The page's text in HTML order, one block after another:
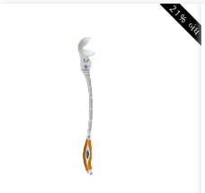
21% બંધ